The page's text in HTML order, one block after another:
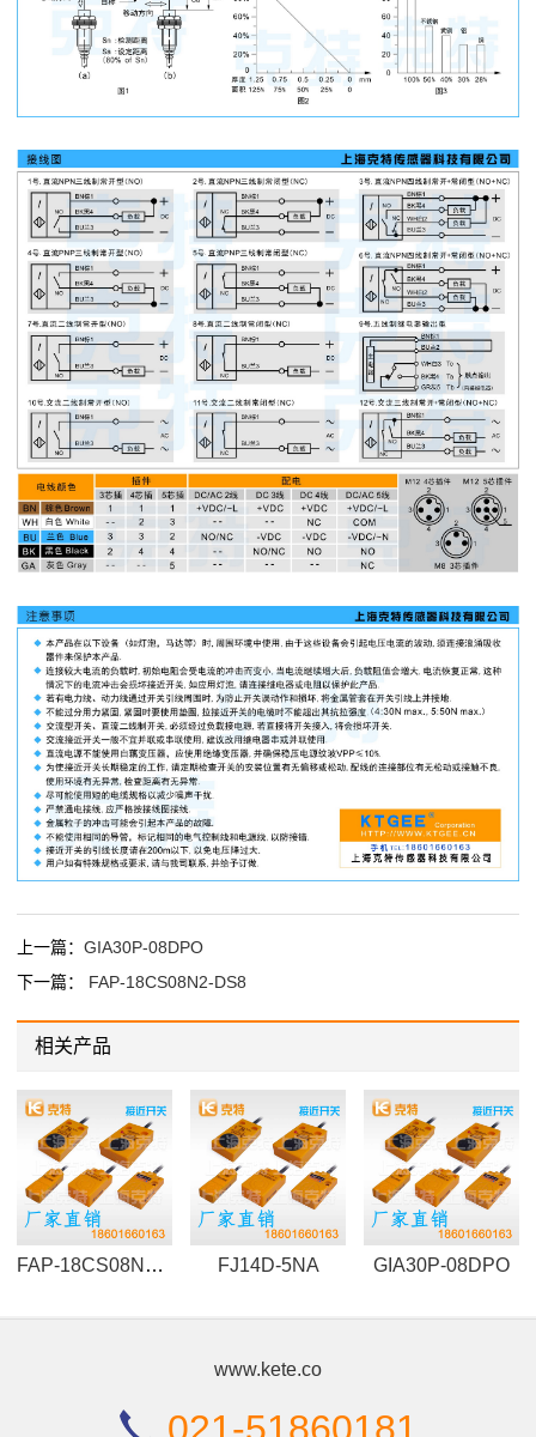
上一篇： GIA30P-08DPO
下一篇： FAP-18CS08N2-DS8
相关产品
FAP-18CS08N2-DS8 FJ14D-5NA GIA30P-08DPO
www.kete.co
021-51860181